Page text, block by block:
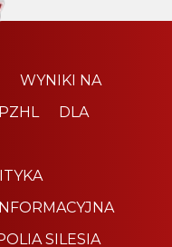
WYNIKI NA
PZHL
DLA
SILESIA